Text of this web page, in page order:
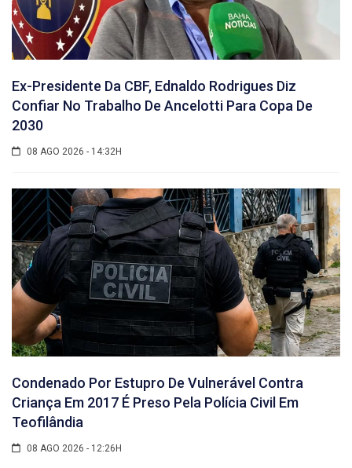
Ex-Presidente Da CBF, Ednaldo Rodrigues Diz
Confiar No Trabalho De Ancelotti Para Copa De
2030
08 AGO 2026 - 14:32H
Condenado Por Estupro De Vulnerável Contra
Criança Em 2017 É Preso Pela Polícia Civil Em
Teofilândia
08 AGO 2026 - 12:26H